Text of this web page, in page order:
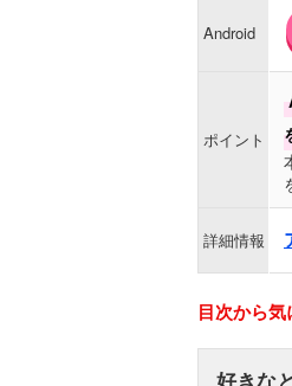
Android
ポイント
詳細情報
目次から気